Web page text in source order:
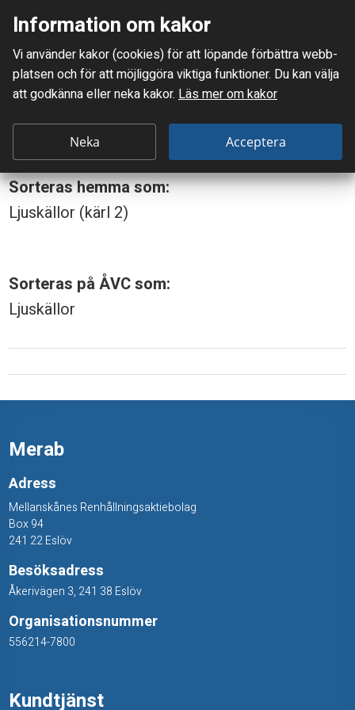
Mellanskånes Renhållnings AB
Du är här: Lysdiod
s
d
d
Lysdiod
Sorteras hemma som:
Ljuskällor (kärl 2)
Sorteras på ÅVC som:
Ljuskällor
Merab
Adress
Mellanskånes Renhållningsaktiebolag
Box 94
241 22 Eslöv
Besöksadress
Åkerivägen 3, 241 38 Eslöv
Organisationsnummer
556214-7800
Kundtjänst
Information om kakor
Vi använder kakor (cookies) för att löpande förbättra webb­
platsen och för att möjlig­göra viktiga funktioner. Du kan välja
att godkänna eller neka kakor. Läs mer om kakor
Neka Acceptera